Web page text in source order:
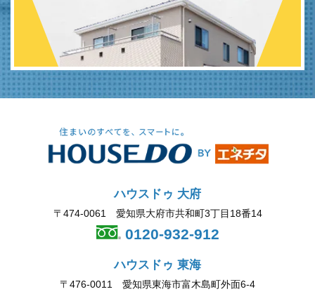
ハウスドゥ 大府
〒474-0061 愛知県大府市共和町3丁目18番14
0120-932-912
ハウスドゥ 東海
〒476-0011 愛知県東海市富木島町外面6-4